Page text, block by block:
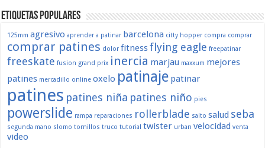
Etiquetas populares
125mm agresivo aprender a patinar barcelona citty hopper compra comprar
comprar patines dolor fitnessflying eagle freepatinar
freeskate fusion grand prix inercia marjau maxxum mejores
patines mercadillo online oxelo patinaje patinar
patines patines niña patines niño pies
powerslide rampa reparaciones rollerblade salto salud seba
segunda mano slomo tornillos truco tutorial twister urban velocidad venta
video